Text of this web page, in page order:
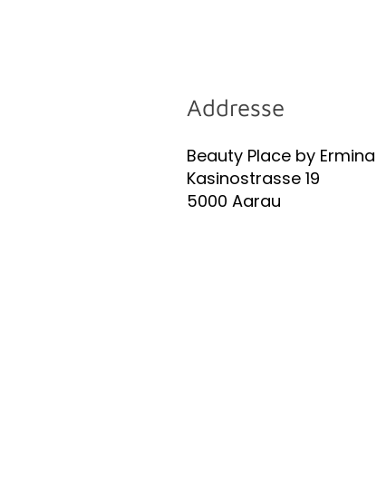
Addresse
Beauty Place by Ermina
Kasinostrasse 19
5000 Aarau